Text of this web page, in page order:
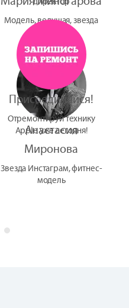
Модель, ведущая, звезда
Анастасия
Миронова
Звезда Инстаграм, фитнес-
модель
Присоединяйся!
Отремонтируй технику
Apple уже сегодня!